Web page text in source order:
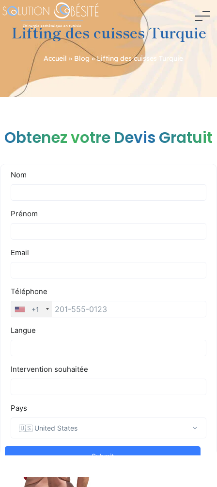
Lifting des cuisses Turquie
Accueil » Blog »Lifting des cuisses Turquie
Navigation
de
Obtenez votre Devis Gratuit